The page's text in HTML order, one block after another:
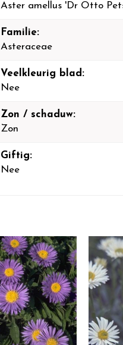
Aster amellus 'Dr Otto
Familie:
Asteraceae
Veelkleurig blad:
Nee
Zon / schaduw:
Zon
Giftig:
Nee